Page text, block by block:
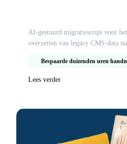
AI-gestuurd migratiescript voor
overzetten van legacy CMS-data
Bespaarde duizenden uren
Lees verder